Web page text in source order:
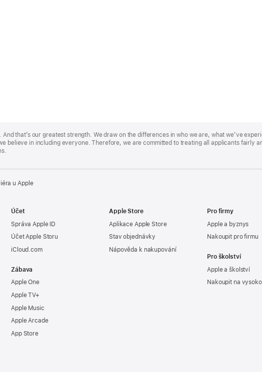
And that’s our greatest strength. We draw on the differences in who we are, what we’ve
believe in including everyone. Therefore, we are committed to treating all applicants fairly
u Apple
Účet
Správa Apple ID
Účet Apple Storu
iCloud.com
Zábava
Apple One
Apple TV+
Apple Music
Apple Arcade
App Store
Apple Store
Aplikace Apple Store
Stav objednávky
Nápověda k nakupování
Pro firmy
Apple a byznys
Nakoupit pro firmu
Pro školství
Apple a školství
Nakoupit na